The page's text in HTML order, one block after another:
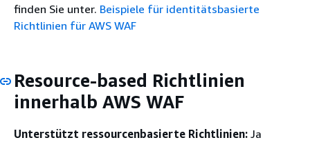
finden Sie unter. Beispiele für identitätsbasierte
Richtlinien für AWS WAF
Resource-based Richtlinien
innerhalb AWS WAF
Unterstützt ressourcenbasierte Richtlinien: Ja